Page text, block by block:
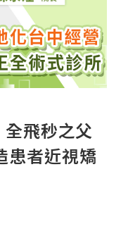
全飛秒之父
患者近視矯